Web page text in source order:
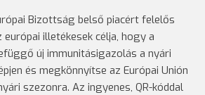
Bizottság belső piacért felelős
illetékesek célja, hogy a
új immunitásigazolás a nyári
és megkönnyítse az Európai Unión
szezonra. Az ingyenes, QR-kóddal